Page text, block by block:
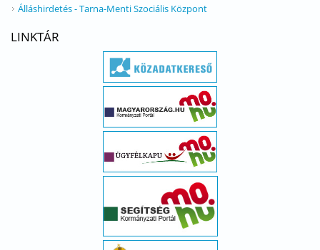
Álláshirdetés - Tarna-Menti Szociális Központ
LINKTÁR